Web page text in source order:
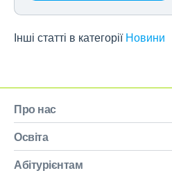
Інші статті в категорії Новини
Про нас
Освіта
Абітурієнтам